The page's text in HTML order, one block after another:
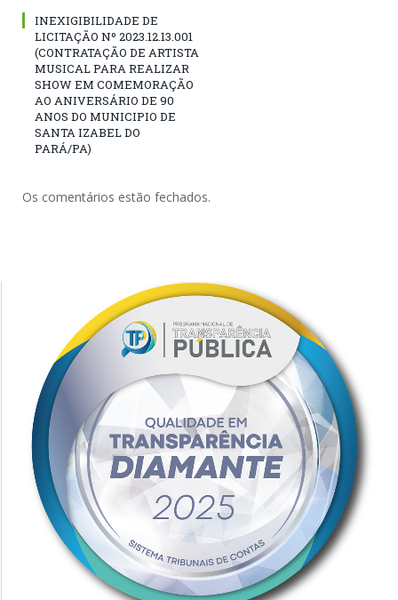
INEXIGIBILIDADE DE
LICITAÇÃO Nº 2023.12.13.001
(CONTRATAÇÃO DE ARTISTA
MUSICAL PARA REALIZAR
SHOW EM COMEMORAÇÃO
AO ANIVERSÁRIO DE 90
ANOS DO MUNICIPIO DE
SANTA IZABEL DO
PARÁ/PA)
Os comentários estão fechados.